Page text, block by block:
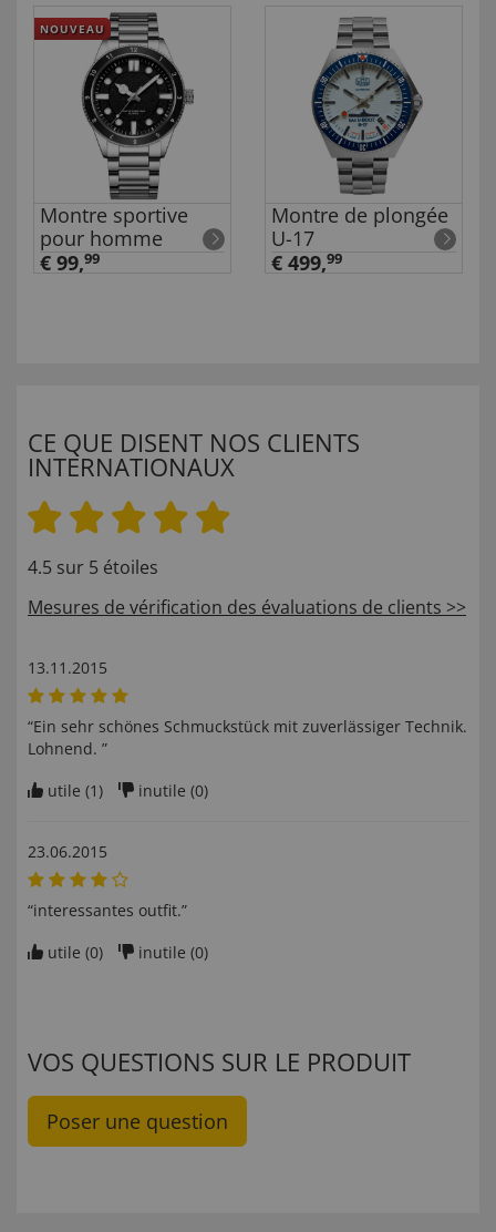
NOUVEAU
Montre sportive
pour homme
€ 99,99
Montre de plongée
U-17
€ 499,99
CE QUE DISENT NOS CLIENTS
INTERNATIONAUX
4.5 sur 5 étoiles
Mesures de vérification des évaluations de clients >>
13.11.2015
“Ein sehr schönes Schmuckstück mit zuverlässiger Technik.
Lohnend. ”
utile (1) inutile (0)
23.06.2015
“interessantes outfit.”
utile (0) inutile (0)
VOS QUESTIONS SUR LE PRODUIT
Poser une question